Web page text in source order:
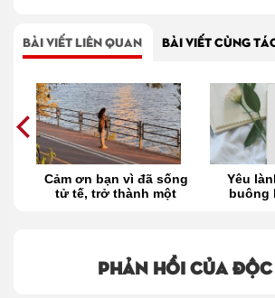
BÀI VIẾT LIÊN QUAN BÀI VIẾT CÙNG
Cảm ơn bạn vì đã sống
tử tế, trở thành một
Yêu
buông
Phản hồi của